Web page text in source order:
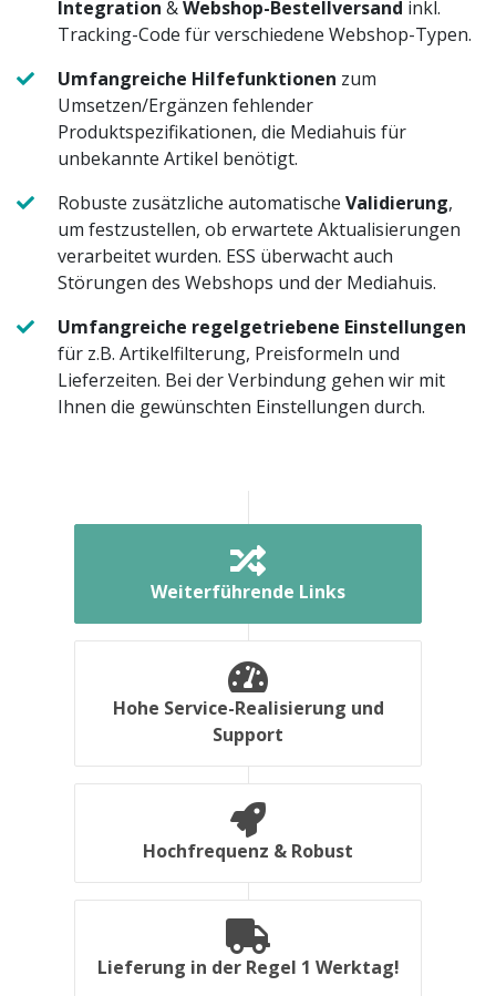
Integration &Webshop-Bestellversand inkl.
Tracking-Code für verschiedene Webshop-Typen.
Umfangreiche Hilfefunktionen zum
Umsetzen/Ergänzen fehlender
Produktspezifikationen, die Mediahuis für
unbekannte Artikel benötigt.
Robuste zusätzliche automatischeValidierung,
um festzustellen, ob erwartete Aktualisierungen
verarbeitet wurden. ESS überwacht auch
Störungen des Webshops und der Mediahuis.
Umfangreiche regelgetriebene Einstellungen
für z.B. Artikelfilterung, Preisformeln und
Lieferzeiten. Bei der Verbindung gehen wir mit
Ihnen die gewünschten Einstellungen durch.
Weiterführende Links
Hohe Service-Realisierung und
Support
Hochfrequenz & Robust
Lieferung in der Regel 1 Werktag!